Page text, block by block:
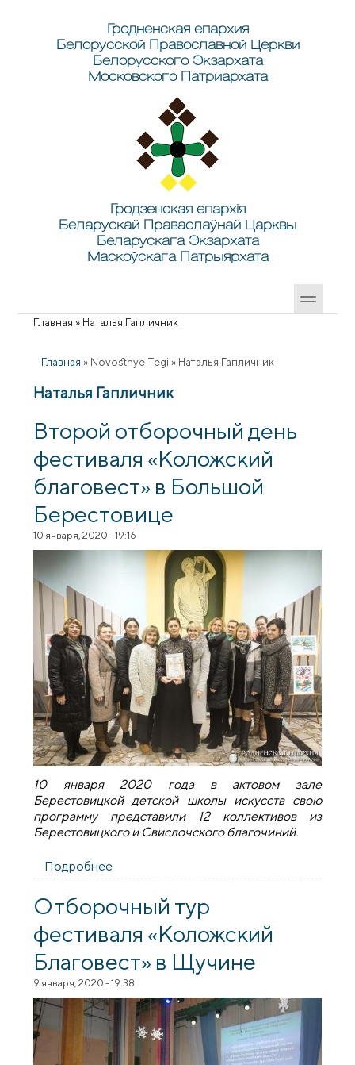
Гродненская епархия
Белорусской Православной Церкви
Белорусского Экзархата
Московского Патриархата
Гродзенская епархія
Беларускай Праваслаўнай Царквы
Беларускага Экзархата
Маскоўскага Патрыярхата
Главная » Наталья Гапличник
Главная » Novostnye Tegi » Наталья Гапличник
Наталья Гапличник
Второй отборочный день
фестиваля «Коложский
благовест» в Большой
Берестовице
10 января, 2020 - 19:16
10 января 2020 года в актовом зале
Берестовицкой детской школы искусств свою
программу представили 12 коллективов из
Берестовицкого и Свислочского благочиний.
Подробнее
«Коложский благовест» в Большой
Берестовице
Отборочный тур
фестиваля «Коложский
Благовест» в Щучине
9 января, 2020 - 19:38